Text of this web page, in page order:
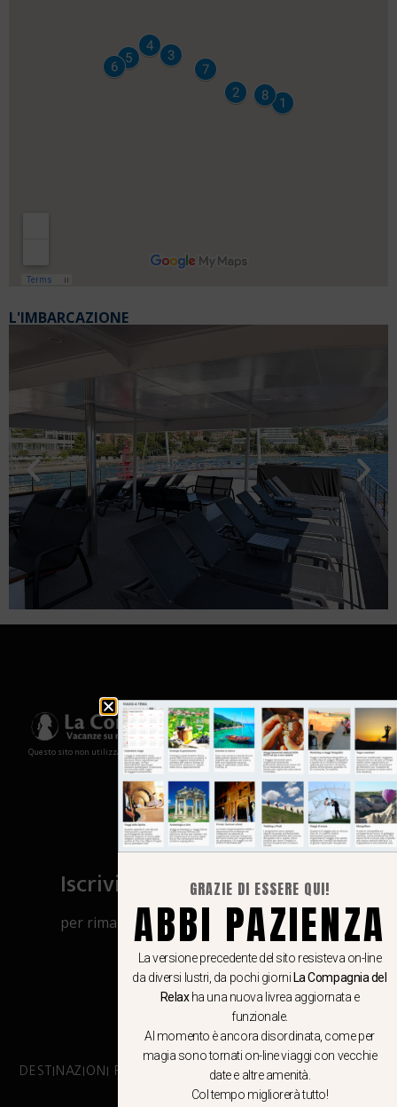
L'IMBARCAZIONE
Questo sito non utilizza cookies e non memorizza in alcun modo le tue informazioni
Iscriviti al canale Whatsapp
per rimanere aggiornato su viaggi, eventi
e notizie!
CLICCA QUI
DESTINAZIONI PRINCIPALI
GRAZIE DI ESSERE QUI!
ABBI PAZIENZA
La versione precedente del sito resisteva on-line
da diversi lustri, da pochi giorni La Compagnia del
Relaxha una nuova livrea aggiornata e
funzionale.
Al momento è ancora disordinata, come per
magia sono tornati on-line viaggi con vecchie
date e altre amenità.
Col tempo migliorerà tutto!